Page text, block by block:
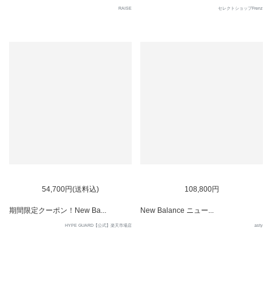
RAISE セレクトショップFrenz
54,700円(送料込)
期間限定クーポン！New Ba...
HYPE GUARD【公式】楽天市場店
108,800円
New Balance ニュー...
asty